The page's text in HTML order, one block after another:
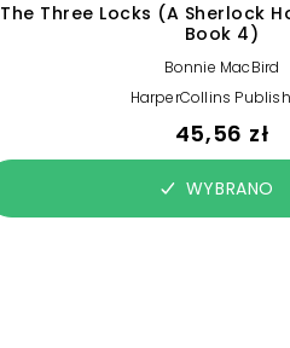
The Three Locks (A Sherlock
Book 4)
Bonnie MacBird
HarperCollins
45,56 zł
WYBRANO